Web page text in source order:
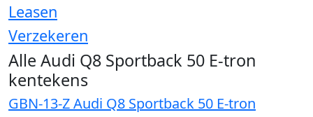
Leasen
Verzekeren
Alle Audi Q8 Sportback 50 E-tron
kentekens
GBN-13-Z Audi Q8 Sportback 50 E-tron